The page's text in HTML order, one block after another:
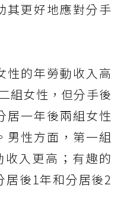
其更好地應對分手
性的年勞動收入高
組女性，但分手後
居一年後兩組女性
男性方面，第一組
入更高；有趣的
居後1年和分居後2